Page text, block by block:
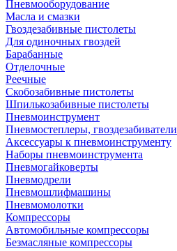
Пневмооборудование
Масла и смазки
Гвоздезабивные пистолеты
Для одиночных гвоздей
Барабанные
Отделочные
Реечные
Скобозабивные пистолеты
Шпилькозабивные пистолеты
Пневмоинструмент
Пневмостеплеры, гвоздезабиватели
Аксессуары к пневмоинструменту
Наборы пневмоинструмента
Пневмогайковерты
Пневмодрели
Пневмошлифмашины
Пневмомолотки
Компрессоры
Автомобильные компрессоры
Безмасляные компрессоры